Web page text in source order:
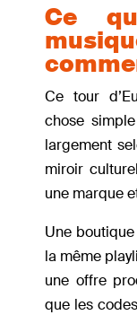
Ce
Ce tour
chose
largement
miroir
une marque
Une
la même
une offre
que les